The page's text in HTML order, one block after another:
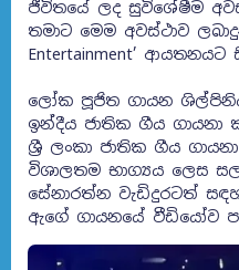
ජීවිතයේ ලද සුවිශේෂීම
තමාට මෙම අවස්ථාව
Entertainment’
ලෝක පූජිත ගායන
ඉන්දීය ජාතික ගීය ගායනා
ශ්‍රී ලංකා ජාතික ගීය
විශාලතම භාග්‍යය ලෙස
සේනාරත්න වැඩිදුරටත්
ඇගේ ගායනයේ වීඩියෝව